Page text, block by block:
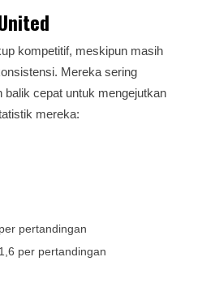
kompetitif, meskipun masih
Mereka sering
balik cepat untuk mengejutkan
mereka:
pertandingan
per pertandingan